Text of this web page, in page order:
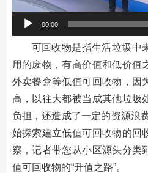
00:00
可回收物是指生活垃圾中
用的废物，有高价值和低价值
外卖餐盒等低值可回收物，因
高，以往大都被当成其他垃圾
负担，还造成了一定的资源浪
始探索建立低值可回收物的回
察，记者带您从小区源头分类
值可回收物的“升值之路”。